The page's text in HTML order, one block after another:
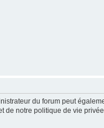
du forum peut
de notre politique de vie